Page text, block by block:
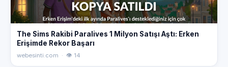
The Sims Rakibi Paralives 1 Milyon Satışı Aştı: Erken
Erişimde Rekor Başarı
webesinti.com · 👁 14